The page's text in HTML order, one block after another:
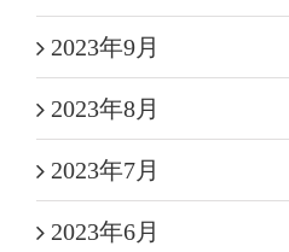
2023年9月
2023年8月
2023年7月
2023年6月